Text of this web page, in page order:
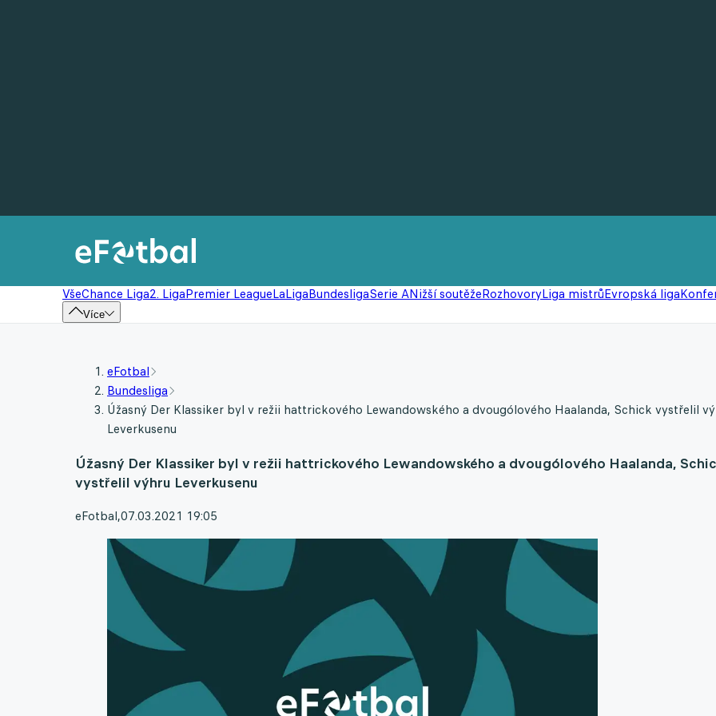
VšeChance Liga2. LigaPremier LeagueLaLigaBundesligaSerie ANižší soutěžeRozhovoryLiga mistrůEvropská liga
Více
eFotbal
Bundesliga
Úžasný Der Klassiker byl v režii hattrickového Lewandowského a dvougólového Haalanda, Schick vystřelil
Leverkusenu
Úžasný Der Klassiker byl v režii hattrickového Lewandowského a dvougólového Haalanda,
vystřelil výhru Leverkusenu
eFotbal,07.03.2021 19:05